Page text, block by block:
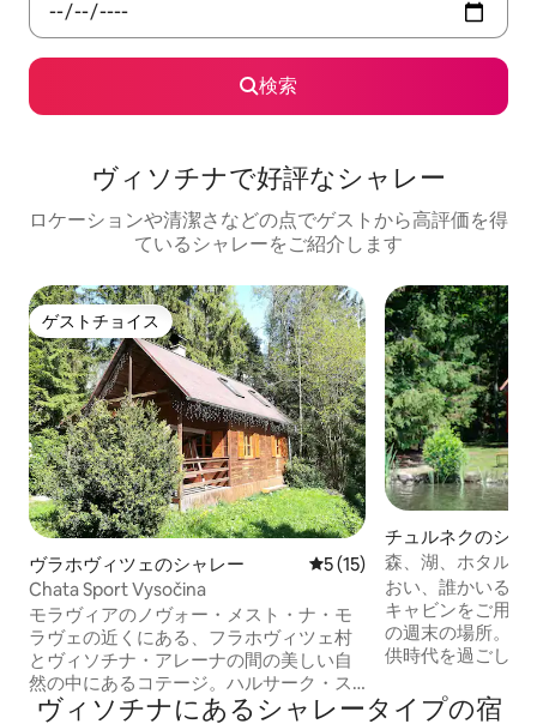
検索
ヴィソチナで好評なシャレー
ロケーションや清潔さなどの点でゲストから高評価を得
ているシャレーをご紹介します
ゲストチョイス
ゲストチョイス
ヴラホヴィツェのシャレー レビュー15件、5つ星中5つ
5 (15)
Chata Sport Vysočina
モラヴィアのノヴォー・メスト・ナ・モ
ラヴェの近くにある、フラホヴィツェ村
とヴィソチナ・アレーナの間の美しい自
然の中にあるコテージ。ハルサーク・ス
キーコースから2km、モラヴィアのノヴ
チュルネクのシャ
森、湖、ホタル、
ほかにはなにがあ
おい、誰かいるか
キャビンをご用意
の週末の場所。私
供時代を過ごしま
することにしました。 深い森の
ヴィソチナにあるシャレータイプの宿